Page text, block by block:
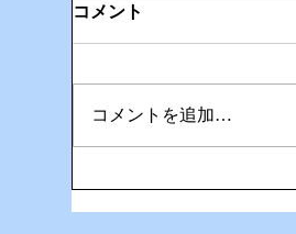
の誕生日を家族でお
コメント
コメントを追加…